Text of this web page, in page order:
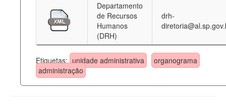
Departamento
de Recursos
Humanos
(DRH)
drh-
Etiquetas: unidade administrativa
organograma
administração